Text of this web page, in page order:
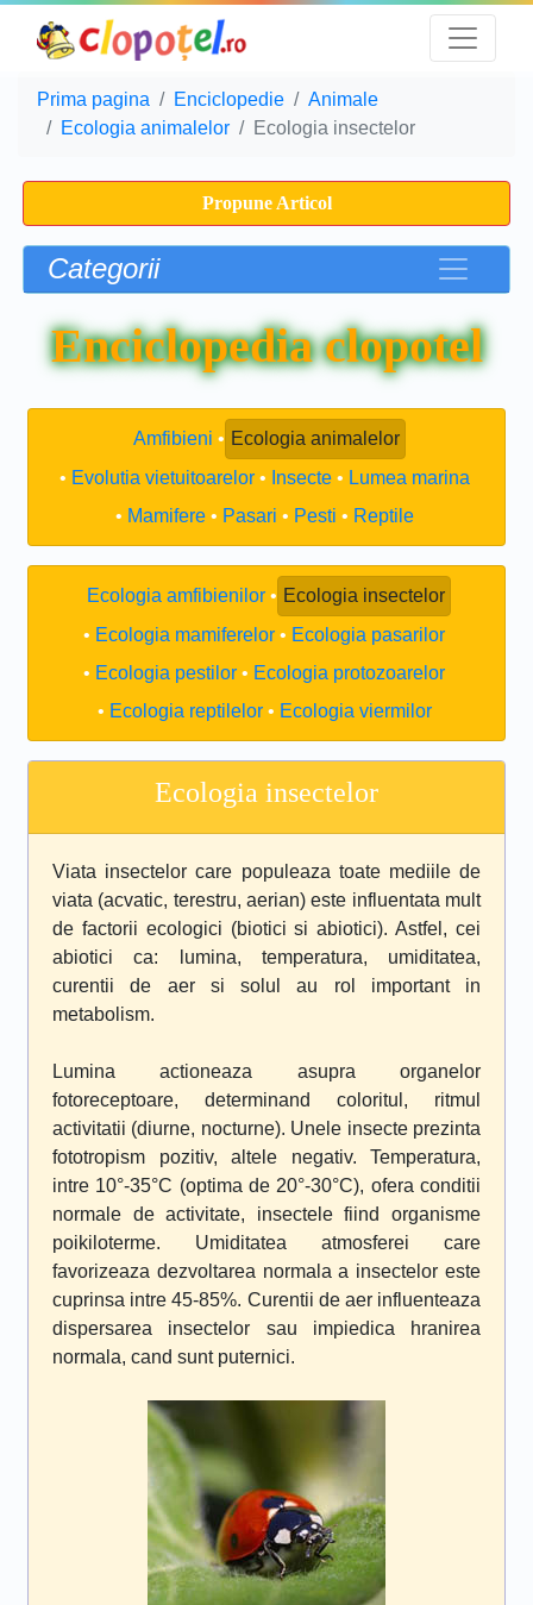
Prima pagina Enciclopedie
Animale
Ecologia animalelor
Ecologia insectelor
Propune Articol
Categorii
Enciclopedia clopotel
Amfibieni
Ecologia animalelor
Evolutia vietuitoarelor
Insecte
Lumea marina
Mamifere
Pasari Pesti Reptile
Ecologia amfibienilor
Ecologia insectelor
Ecologia mamiferelor
Ecologia pasarilor
Ecologia pestilor
Ecologia protozoarelor
Ecologia reptilelor
Ecologia viermilor
Ecologia insectelor
Viata insectelor care populeaza toate mediile de
viata (acvatic, terestru, aerian) este influentata mult
de factorii ecologici (biotici si abiotici). Astfel, cei
abiotici ca: lumina, temperatura, umiditatea,
curentii de aer si solul au rol important in
metabolism.
Lumina actioneaza asupra organelor
fotoreceptoare, determinand coloritul, ritmul
activitatii (diurne, nocturne). Unele insecte prezinta
fototropism pozitiv, altele negativ. Temperatura,
intre 10°-35°C (optima de 20°-30°C), ofera conditii
normale de activitate, insectele fiind organisme
poikiloterme. Umiditatea atmosferei care
favorizeaza dezvoltarea normala a insectelor este
cuprinsa intre 45-85%. Curentii de aer influenteaza
dispersarea insectelor sau impiedica hranirea
normala, cand sunt puternici.